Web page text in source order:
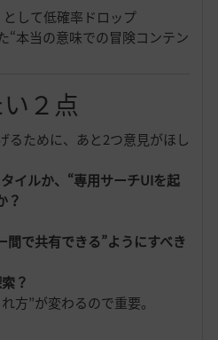
して低確率ドロップ
“本当の意味での冒険コンテン
２点
るために、あと2つ意見がほし
イルか、“専用サーチUIを起
？
間で共有できる”ようにすべき
？
方”が変わるので重要。